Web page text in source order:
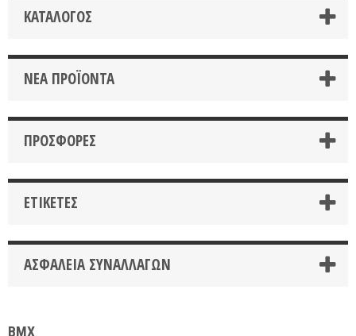
ΚΑΤΆΛΟΓΟΣ
ΝΈΑ ΠΡΟΪΌΝΤΑ
ΠΡΟΣΦΟΡΈΣ
ΕΤΙΚΈΤΕΣ
ΑΣΦΆΛΕΙΑ ΣΥΝΑΛΛΑΓΏΝ
BMX